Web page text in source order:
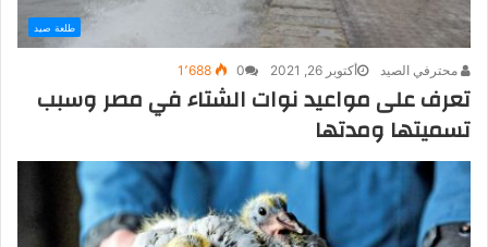
طلعة صيد
محترفي الصيد أكتوبر 26, 2021 0 1٬688
تعرف على مواعيد نوات الشتاء في مصر وسبب
تسميتها ومدتها